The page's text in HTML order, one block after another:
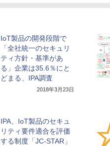
IoT製品の開発段階で
「全社統一のセキュリ
ティ方針・基準があ
る」企業は35.6％にと
どまる、IPA調査
2018年3月23日
IPA、IoT製品のセキュ
リティ要件適合を評価
する制度「JC-STAR」